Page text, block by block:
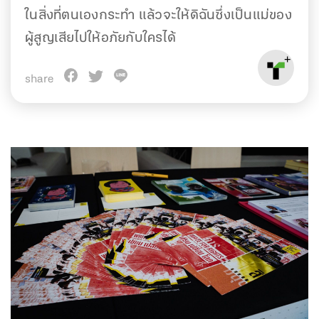
ในสิ่งที่ตนเองกระทำ แล้วจะให้ดิฉันซึ่งเป็นแม่ของ
ผู้สูญเสียไปให้อภัยกับใครได้
share